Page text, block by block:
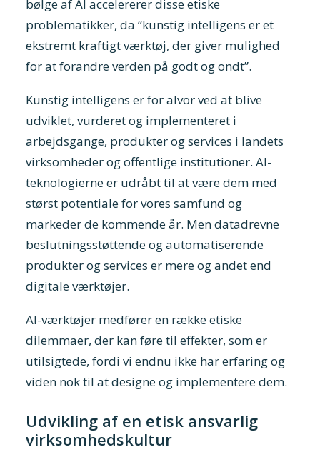
bølge af AI accelererer disse etiske
problematikker, da “kunstig intelligens er et
ekstremt kraftigt værktøj, der giver mulighed
for at forandre verden på godt og ondt”.
Kunstig intelligens er for alvor ved at blive
udviklet, vurderet og implementeret i
arbejdsgange, produkter og services i landets
virksomheder og offentlige institutioner. AI-
teknologierne er udråbt til at være dem med
størst potentiale for vores samfund og
markeder de kommende år. Men datadrevne
beslutningsstøttende og automatiserende
produkter og services er mere og andet end
digitale værktøjer.
AI-værktøjer medfører en række etiske
dilemmaer, der kan føre til effekter, som er
utilsigtede, fordi vi endnu ikke har erfaring og
viden nok til at designe og implementere dem.
Udvikling af en etisk ansvarlig
virksomhedskultur